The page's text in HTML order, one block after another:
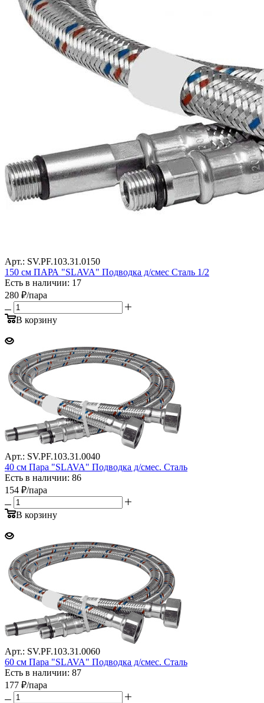
Арт.: SV.PF.103.31.0150
150 см ПАРА "SLAVA" Подводка д/смес Сталь 1/2
Есть в наличии: 17
280 ₽/пара
В корзину
Арт.: SV.PF.103.31.0040
40 см Пара "SLAVA" Подводка д/смес. Сталь
Есть в наличии: 86
154 ₽/пара
В корзину
Арт.: SV.PF.103.31.0060
60 см Пара "SLAVA" Подводка д/смес. Сталь
Есть в наличии: 87
177 ₽/пара